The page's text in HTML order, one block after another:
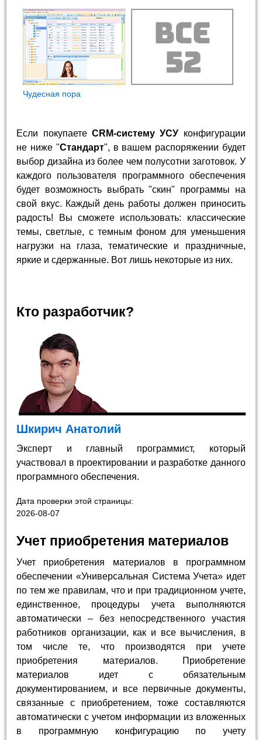
Чудесная пора
Если покупаете CRM-систему УСУ конфигурации
не ниже "Стандарт", в вашем распоряжении будет
выбор дизайна из более чем полусотни заготовок. У
каждого пользователя программного обеспечения
будет возможность выбрать "скин" программы на
свой вкус. Каждый день работы должен приносить
радость! Вы сможете использовать: классические
темы, светлые, с темным фоном для уменьшения
нагрузки на глаза, тематические и праздничные,
яркие и сдержанные. Вот лишь некоторые из них.
Кто разработчик?
Шкирич Анатолий
Эксперт и главный программист, который
участвовал в проектировании и разработке данного
программного обеспечения.
Дата проверки этой страницы:
2026-08-07
Учет приобретения материалов
Учет приобретения материалов в программном
обеспечении «Универсальная Система Учета» идет
по тем же правилам, что и при традиционном учете,
единственное, процедуры учета выполняются
автоматически – без непосредственного участия
работников организации, как и все вычисления, в
том числе те, что производятся при учете
приобретения материалов. Приобретение
материалов идет с обязательным
документированием, и все первичные документы,
связанные с приобретением, тоже составляются
автоматически с учетом информации из вложенных
в программную конфигурацию по учету